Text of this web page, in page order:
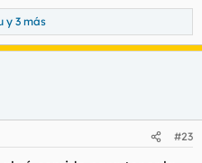
y 3 más
#23